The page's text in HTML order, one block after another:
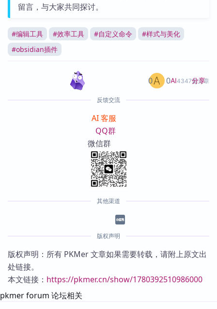
留言，与大家共同探讨。
#编辑工具 #效率工具 #自定义命令 #样式与美化
#obsidian插件
AI4347篇文章
0 0 分享
反馈交流
AI 客服
QQ群
微信群
其他渠道
版权声明
版权声明：所有 PKMer 文章如果需要转载，请附上原文出
处链接。
本文链接： https://pkmer.cn/show/1780392510986000
pkmer forum 论坛相关